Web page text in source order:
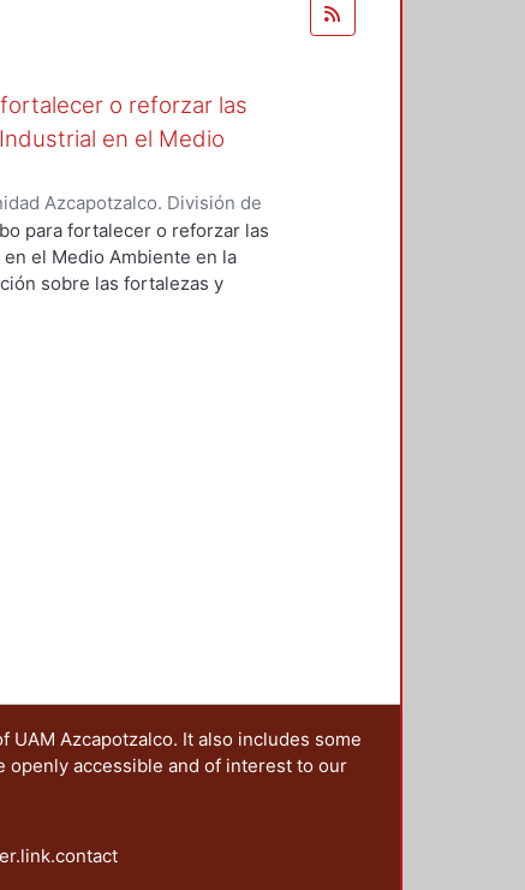
o reforzar las
en el Medio
Azcapotzalco. División de
Ambiente para el Diseño.
Luis Yoshiaki;Fernández
Seade, Haydeé Alejandra
para fortalecer o reforzar las
el Medio Ambiente en la
sobre las fortalezas y
Azcapotzalco. It also includes some
accessible and of interest to our